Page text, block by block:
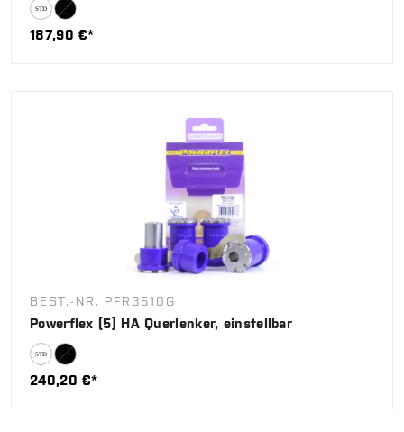
187,90 €*
BEST.-NR. PFR3510G
Powerflex (5) HA Querlenker, einstellbar
240,20 €*